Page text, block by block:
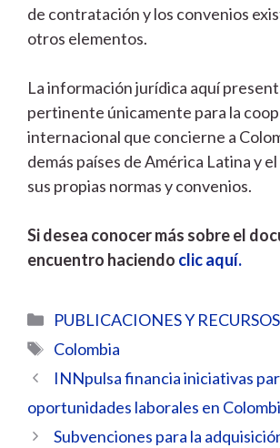
de contratación y los convenios
otros elementos.
La información jurídica aquí
pertinente únicamente para la
internacional que concierne a
demás países de América Latina y
sus propias normas y convenios.
Si desea conocer más sobre el
encuentro haciendo clic aquí.
Categorías
PUBLICACIONES Y RECURSOS
Etiquetas
Colombia
INNpulsa financia iniciativas
oportunidades laborales en
Subvenciones para la